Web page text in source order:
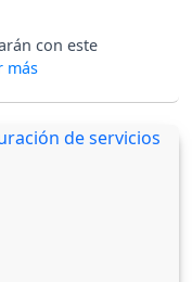
con este